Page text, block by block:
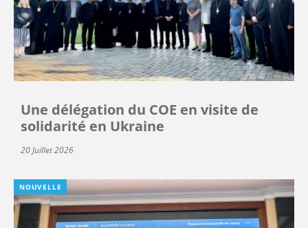
Une délégation du COE en visite de
solidarité en Ukraine
20 Juillet 2026
NOUVELLE